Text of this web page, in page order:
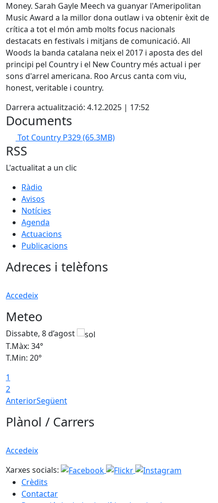
Money. Sarah Gayle Meech va guanyar l'Ameripolitan
Music Award a la millor dona outlaw i va obtenir èxit de
crítica a tot el món amb molts focus nacionals
destacats en festivals i mitjans de comunicació. All
Woods la banda catalana neix el 2017 i aposta des del
principi pel Country i el New Country més actual i per
sons d'arrel americana. Roo Arcus canta com viu,
honest, veritable i country.
Darrera actualització: 4.12.2025 | 17:52
Documents
Tot Country P329(65.3MB)
RSS
L'actualitat a un clic
Ràdio
Avisos
Notícies
Agenda
Actuacions
Publicacions
Adreces i telèfons
Accedeix
Meteo
Dissabte, 8 d’agost
T.Màx: 34°
T.Min: 20°
1
2
AnteriorSegüent
Plànol / Carrers
Accedeix
Xarxes socials:
Crèdits
Contactar